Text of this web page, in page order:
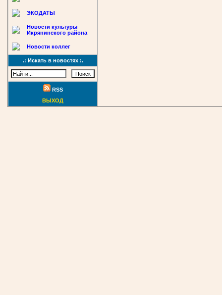
ЭКОДАТЫ
Новости культуры
Икрянинского района
Новости коллег
.: Искать в новостях :.
RSS
ВЫХОД